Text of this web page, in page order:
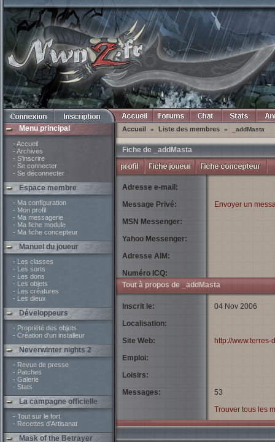
Menu principal
- Accueil
- Archives
- S'inscrire
- Se connecter
- Se déconnecter
Espace membre
- Ma configuration
- Mon profil
- Ma messagerie
- Ma fiche module
- Ma fiche concepteur
Manuel du joueur
- Les classes
- Les sorts
- Les dons
- Les objets
- Les créatures
- Les dieux
Développeurs
- Propriété des objets
- Création d'un installeur
Neverwinter nights 2
- Revue de presse
- Patches
- Galerie
- Stats
La campagne officielle
- Tout sur le fort
- Recettes d'Artisanat
Mask of the Betrayer
Accueil » Liste des membres » _addMasta
Fiche de _addMasta
Adresse e-mail:
Message Privé:
MSN Messenger:
Yahoo Messenger:
Adresse AIM:
Numéro ICQ:
Envoyer un
Tout à propos de _addMasta
Inscrit le:
Localisation:
Site Web:
Emploi:
Loisirs:
Messages:
04 Nov 2006
http://
53
Trouver tous les